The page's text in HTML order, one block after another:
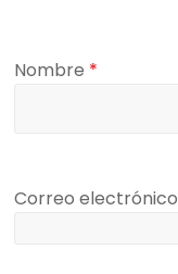
Nombre *
Correo electrónico